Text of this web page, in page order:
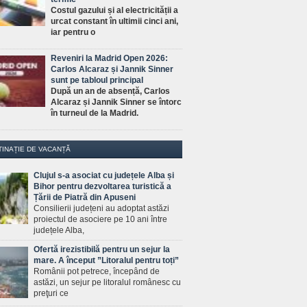
Costul gazului și al electricității a
urcat constant în ultimii cinci ani,
iar pentru o
Reveniri la Madrid Open 2026:
Carlos Alcaraz și Jannik Sinner
sunt pe tabloul principal
După un an de absență, Carlos
Alcaraz și Jannik Sinner se întorc
în turneul de la Madrid.
DE VACANȚĂ
Clujul s-a asociat cu județele Alba și
Bihor pentru dezvoltarea turistică a
Țării de Piatră din Apuseni
Consilierii județeni au adoptat astăzi
proiectul de asociere pe 10 ani între
județele Alba,
Ofertă irezistibilă pentru un sejur la
mare. A început ”Litoralul pentru toți”
Românii pot petrece, începând de
astăzi, un sejur pe litoralul românesc cu
preţuri ce